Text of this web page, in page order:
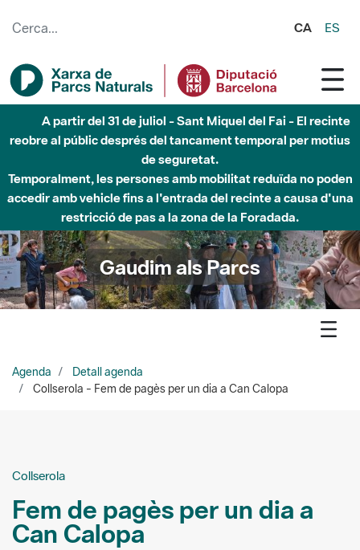
CA ES
6 d'agost - Parc Fluvial Besòs - Activació de la Fase
d'Alerta del Parc Fluvial del Besòs per pluges intenses.
Tancats els accessos al Parc.
Gaudim als Parcs
Agenda
Detall agenda
Can Calopa
Educació ambiental